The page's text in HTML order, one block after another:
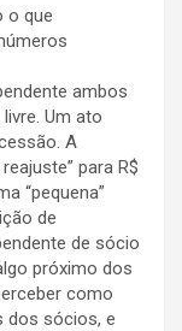
o que
ambos
Um ato
A
para R$
“pequena”
de
de sócio
próximo dos
como
dos sócios, e